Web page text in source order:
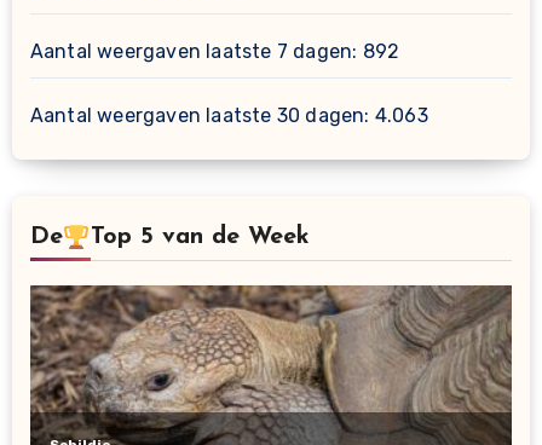
Aantal weergaven laatste 7 dagen: 892
Aantal weergaven laatste 30 dagen: 4.063
De Top 5 van de Week